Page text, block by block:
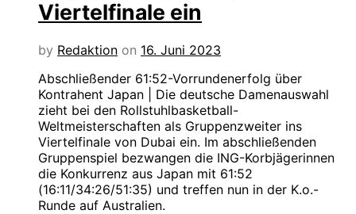
Viertelfinale ein
by Redaktion on 16. Juni 2023
Abschließender 61:52-Vorrundenerfolg über
Kontrahent Japan | Die deutsche Damenauswahl
zieht bei den Rollstuhlbasketball-
Weltmeisterschaften als Gruppenzweiter ins
Viertelfinale von Dubai ein. Im abschließenden
Gruppenspiel bezwangen die ING-Korbjägerinnen
die Konkurrenz aus Japan mit 61:52
(16:11/34:26/51:35) und treffen nun in der K.o.-
Runde auf Australien.